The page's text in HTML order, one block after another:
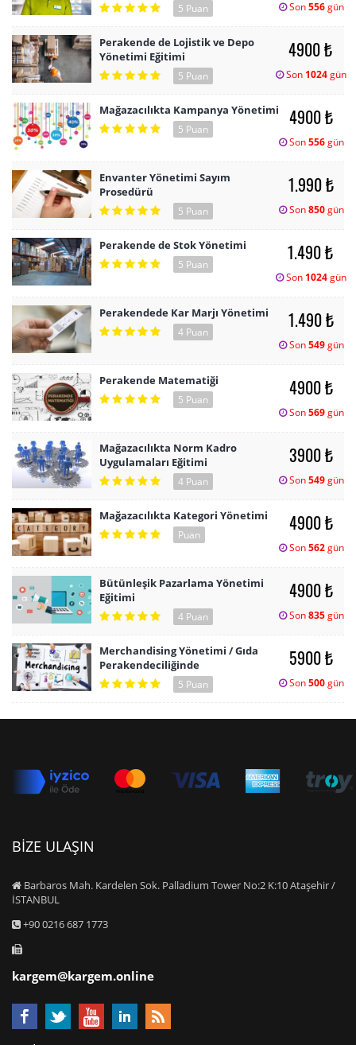
5 Puan Son556gün
Perakende de Lojistik ve Depo
Yönetimi Eğitimi
5 Puan
4900 ₺
Son 1024gün
Mağazacılıkta Kampanya Yönetimi
5 Puan
4900 ₺
Son556gün
Envanter Yönetimi Sayım
Prosedürü
5 Puan
1.990 ₺
Son850gün
Perakende de Stok Yönetimi
5 Puan
1.490 ₺
Son 1024gün
Perakendede Kar Marjı Yönetimi
4 Puan
1.490 ₺
Son549gün
Perakende Matematiği
5 Puan
4900 ₺
Son569gün
Mağazacılıkta Norm Kadro
Uygulamaları Eğitimi
4 Puan
3900 ₺
Son549gün
Mağazacılıkta Kategori Yönetimi
Puan
4900 ₺
Son562gün
Bütünleşik Pazarlama Yönetimi
Eğitimi
4 Puan
4900 ₺
Son835gün
Merchandising Yönetimi / Gıda
Perakendeciliğinde
5 Puan
5900 ₺
Son500gün
BİZE ULAŞIN
Barbaros Mah. Kardelen Sok. Palladium Tower No:2 K:10 Ataşehir /
İSTANBUL
+90 0216 687 1773
kargem@kargem.online